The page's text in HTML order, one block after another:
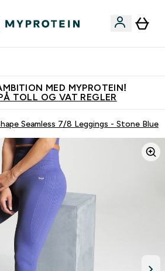
MED MYPROTEIN!
TOLL OG VAT REGLER
Seamless 7/8 Leggings - Stone Blue